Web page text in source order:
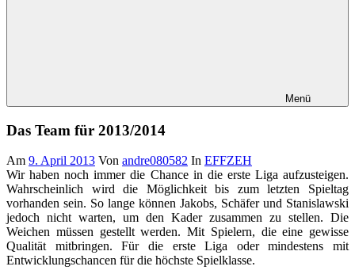
Menü
Das Team für 2013/2014
Am 9. April 2013 Von andre080582 In EFFZEH
Wir haben noch immer die Chance in die erste Liga aufzusteigen.
Wahrscheinlich wird die Möglichkeit bis zum letzten Spieltag
vorhanden sein. So lange können Jakobs, Schäfer und Stanislawski
jedoch nicht warten, um den Kader zusammen zu stellen. Die
Weichen müssen gestellt werden. Mit Spielern, die eine gewisse
Qualität mitbringen. Für die erste Liga oder mindestens mit
Entwicklungschancen für die höchste Spielklasse.